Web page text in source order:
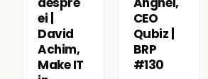
ei |
David
Achim,
Make IT
CEO
Qubiz |
BRP
#130